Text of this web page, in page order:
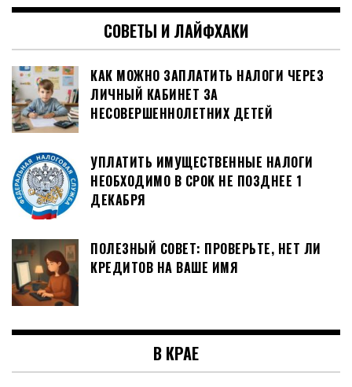
СОВЕТЫ И ЛАЙФХАКИ
КАК МОЖНО ЗАПЛАТИТЬ НАЛОГИ ЧЕРЕЗ
ЛИЧНЫЙ КАБИНЕТ ЗА
НЕСОВЕРШЕННОЛЕТНИХ ДЕТЕЙ
УПЛАТИТЬ ИМУЩЕСТВЕННЫЕ НАЛОГИ
НЕОБХОДИМО В СРОК НЕ ПОЗДНЕЕ 1
ДЕКАБРЯ
ПОЛЕЗНЫЙ СОВЕТ: ПРОВЕРЬТЕ, НЕТ ЛИ
КРЕДИТОВ НА ВАШЕ ИМЯ
В КРАЕ